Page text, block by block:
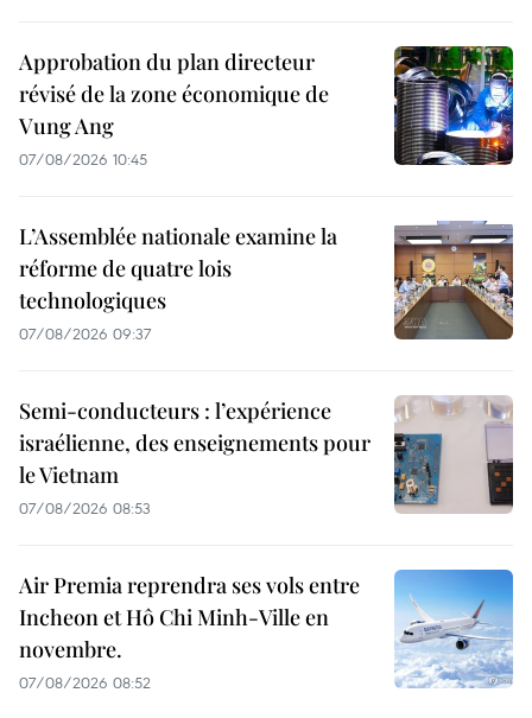
Approbation du plan directeur
révisé de la zone économique de
Vung Ang
07/08/2026 10:45
L’Assemblée nationale examine la
réforme de quatre lois
technologiques
07/08/2026 09:37
Semi-conducteurs : l’expérience
israélienne, des enseignements pour
le Vietnam
07/08/2026 08:53
Air Premia reprendra ses vols entre
Incheon et Hô Chi Minh-Ville en
novembre.
07/08/2026 08:52